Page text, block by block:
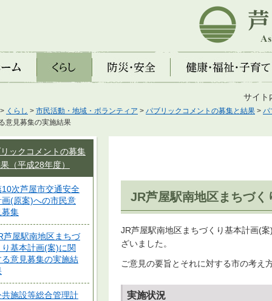
芦屋市
くらし 防災・安全 健康・福祉・子育て
サイト
> くらし > 市民活動・地域・ボランティア > パブリックコメントの募集と結果 > パ
意見募集の実施結果
ックコメントの募集
（平成28年度）
10次芦屋市交通安全
画(原案)への市民意
募集
芦屋駅南地区まちづ
り基本計画(案)に関
る意見募集の実施結
共施設等総合管理計
JR芦屋駅南地区まちづ
JR芦屋駅南地区まちづくり基本計画(
ざいました。
ご意見の要旨とそれに対する市の考え
実施状況